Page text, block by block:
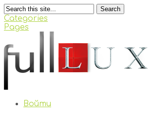
Search
Categories
Pages
Войти